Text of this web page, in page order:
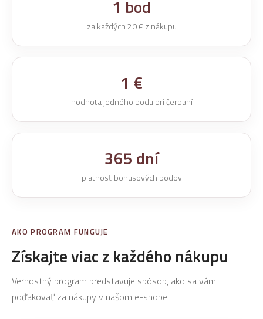
1 bod
za každých 20 € z nákupu
1 €
hodnota jedného bodu pri čerpaní
365 dní
platnosť bonusových bodov
AKO PROGRAM FUNGUJE
Získajte viac z každého nákupu
Vernostný program predstavuje spôsob, ako sa vám
poďakovať za nákupy v našom e-shope.